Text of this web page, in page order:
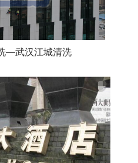
—武汉江城清洗